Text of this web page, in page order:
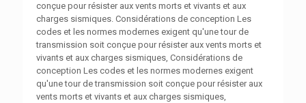
conçue pour résister aux vents morts et vivants et aux
charges sismiques. Considérations de conception Les
codes et les normes modernes exigent qu'une tour de
transmission soit conçue pour résister aux vents morts et
vivants et aux charges sismiques, Considérations de
conception Les codes et les normes modernes exigent
qu'une tour de transmission soit conçue pour résister aux
vents morts et vivants et aux charges sismiques,